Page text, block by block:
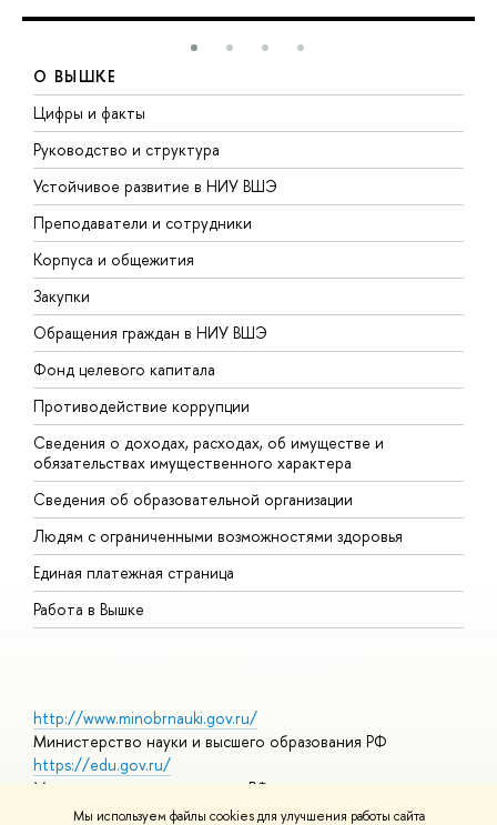
Мы используем файлы cookies для улучшения работы сайта
О ВЫШКЕ
Цифры и факты
Руководство и структура
Устойчивое развитие в НИУ ВШЭ
Преподаватели и сотрудники
Корпуса и общежития
Закупки
Обращения граждан в НИУ ВШЭ
Фонд целевого капитала
Противодействие коррупции
Сведения о доходах, расходах, об имуществе и
обязательствах имущественного характера
Сведения об образовательной организации
Людям с ограниченными возможностями здоровья
Единая платежная страница
Работа в Вышке
http://www.minobrnauki.gov.ru/
Министерство науки и высшего образования РФ
https://edu.gov.ru/
Министерство просвещения РФ
https://elearning.hse.ru/mooc